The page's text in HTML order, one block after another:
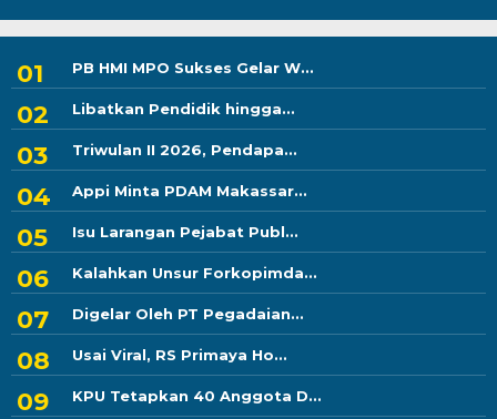
PB HMI MPO Sukses Gelar W...
Libatkan Pendidik hingga...
Triwulan II 2026, Pendapa...
Appi Minta PDAM Makassar...
Isu Larangan Pejabat Publ...
Kalahkan Unsur Forkopimda...
Digelar Oleh PT Pegadaian...
Usai Viral, RS Primaya Ho...
KPU Tetapkan 40 Anggota D...